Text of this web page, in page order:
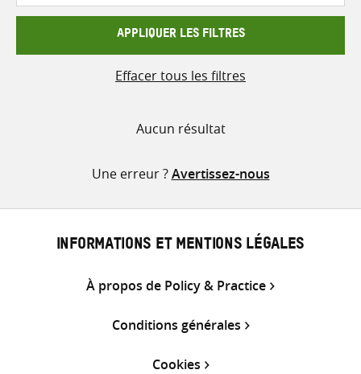
APPLIQUER LES FILTRES
Effacer tous les filtres
Aucun résultat
Une erreur ?Avertissez-nous
INFORMATIONS ET MENTIONS LÉGALES
À propos de Policy & Practice
Conditions générales
Cookies